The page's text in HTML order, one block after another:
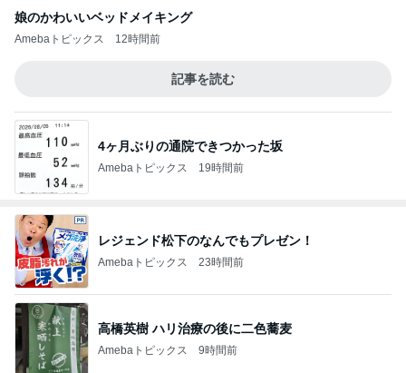
娘のかわいいベッドメイキング
Amebaトピックス 12時間前
記事を読む
4ヶ月ぶりの通院できつかった坂
Amebaトピックス 19時間前
レジェンド松下のなんでもプレゼン！
Amebaトピックス 23時間前
高橋英樹 ハリ治療の後に二色蕎麦
Amebaトピックス 9時間前